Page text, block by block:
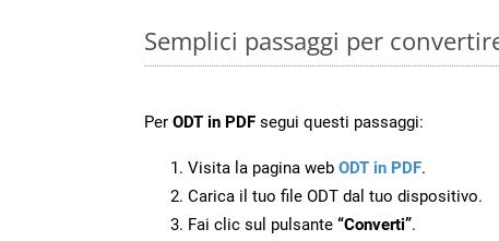
Semplici passaggi per
Per ODT in PDF segui questi passaggi:
Visita la pagina web ODT in PDF.
Carica il tuo file ODT dal tuo dispositivo.
Fai clic sul pulsante “Converti”.